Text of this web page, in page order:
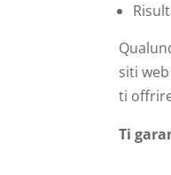
siti
ti
Ti